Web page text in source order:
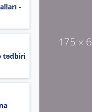
-
tədbiri